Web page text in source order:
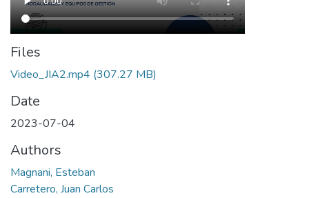
Files
Video_JIA2.mp4 (307.27 MB)
Date
2023-07-04
Authors
Magnani, Esteban
Carretero, Juan Carlos